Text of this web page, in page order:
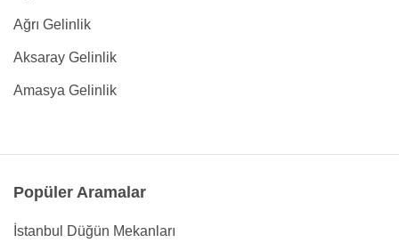
Ağrı Gelinlik
Aksaray Gelinlik
Amasya Gelinlik
Popüler Aramalar
İstanbul Düğün Mekanları